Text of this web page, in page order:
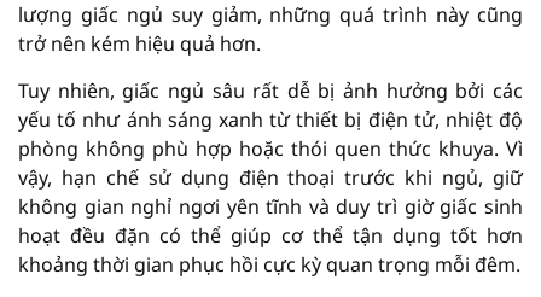
lượng giấc ngủ suy giảm, những quá trình này cũng
trở nên kém hiệu quả hơn.
Tuy nhiên, giấc ngủ sâu rất dễ bị ảnh hưởng bởi các
yếu tố như ánh sáng xanh từ thiết bị điện tử, nhiệt độ
phòng không phù hợp hoặc thói quen thức khuya. Vì
vậy, hạn chế sử dụng điện thoại trước khi ngủ, giữ
không gian nghỉ ngơi yên tĩnh và duy trì giờ giấc sinh
hoạt đều đặn có thể giúp cơ thể tận dụng tốt hơn
khoảng thời gian phục hồi cực kỳ quan trọng mỗi đêm.